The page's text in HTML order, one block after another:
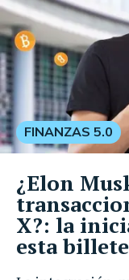
FINANZAS 5.0
¿Elon
X?: la
esta